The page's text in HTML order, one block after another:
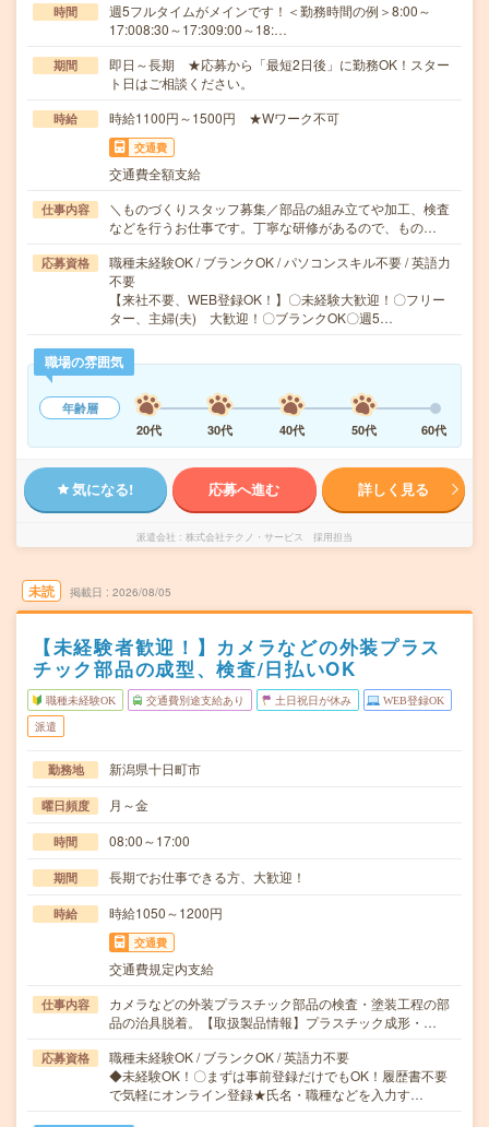
時間
週5フルタイムがメインです！＜勤務時間の例＞8:00～
17:008:30～17:309:00～18:…
期間
即日～長期 ★応募から「最短2日後」に勤務OK！スター
ト日はご相談ください。
時給 時給1100円～1500円 ★Wワーク不可
交通費
交通費全額支給
仕事内容
＼ものづくりスタッフ募集／部品の組み立てや加工、検査
などを行うお仕事です。丁寧な研修があるので、もの…
応募資格
職種未経験OK / ブランクOK / パソコンスキル不要 / 英語力
不要
【来社不要、WEB登録OK！】〇未経験大歓迎！〇フリー
ター、主婦(夫) 大歓迎！〇ブランクOK〇週5…
職場の雰囲気
年齢層
20代
30代 40代 50代 60代
気になる! 応募へ進む 詳しく見る
派遣会社 株式会社テクノ・サービス 採用担当
未読 掲載日 2026/08/05
【未経験者歓迎！】カメラなどの外装プラス
チック部品の成型、検査/日払いOK
職種未経験OK 交通費別途支給あり 土日祝日が休み WEB登録OK
派遣
勤務地 新潟県十日町市
曜日頻度 月～金
時間 08:00～17:00
期間 長期でお仕事できる方、大歓迎！
時給 時給1050～1200円
交通費
交通費規定内支給
仕事内容
カメラなどの外装プラスチック部品の検査・塗装工程の部
品の治具脱着。【取扱製品情報】プラスチック成形・…
応募資格
職種未経験OK / ブランクOK / 英語力不要
◆未経験OK！〇まずは事前登録だけでもOK！履歴書不要
で気軽にオンライン登録★氏名・職種などを入力す…